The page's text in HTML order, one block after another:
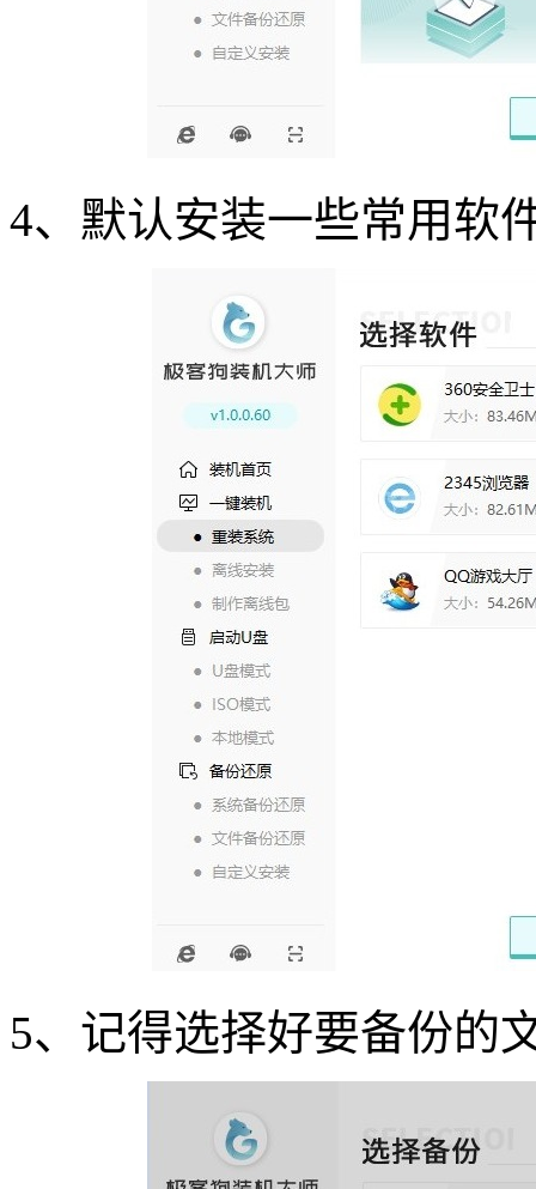
4、默认安装一些常用软
5、记得选择好要备份的